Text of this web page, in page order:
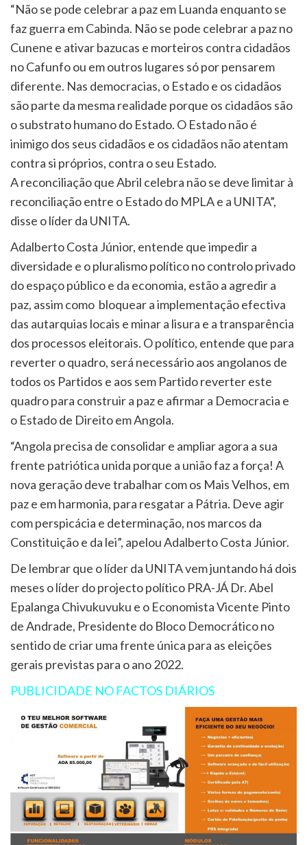
“Não se pode celebrar a paz em Luanda enquanto se
faz guerra em Cabinda. Não se pode celebrar a paz no
Cunene e ativar bazucas e morteiros contra cidadãos
no Cafunfo ou em outros lugares só por pensarem
diferente. Nas democracias, o Estado e os cidadãos
são parte da mesma realidade porque os cidadãos são
o substrato humano do Estado. O Estado não é
inimigo dos seus cidadãos e os cidadãos não atentam
contra si próprios, contra o seu Estado.
A reconciliação que Abril celebra não se deve limitar à
reconciliação entre o Estado do MPLA e a UNITA”,
disse o líder da UNITA.
Adalberto Costa Júnior, entende que impedir a
diversidade e o pluralismo político no controlo privado
do espaço público e da economia, estão a agredir a
paz, assim como bloquear a implementação efectiva
das autarquias locais e minar a lisura e a transparência
dos processos eleitorais. O político, entende que para
reverter o quadro, será necessário aos angolanos de
todos os Partidos e aos sem Partido reverter este
quadro para construir a paz e afirmar a Democracia e
o Estado de Direito em Angola.
“Angola precisa de consolidar e ampliar agora a sua
frente patriótica unida porque a união faz a força! A
nova geração deve trabalhar com os Mais Velhos, em
paz e em harmonia, para resgatar a Pátria. Deve agir
com perspicácia e determinação, nos marcos da
Constituição e da lei”, apelou Adalberto Costa Júnior.
De lembrar que o líder da UNITA vem juntando há dois
meses o líder do projecto político PRA-JÁ Dr. Abel
Epalanga Chivukuvuku e o Economista Vicente Pinto
de Andrade, Presidente do Bloco Democrático no
sentido de criar uma frente única para as eleições
gerais previstas para o ano 2022.
PUBLICIDADE NO FACTOS DIÁRIOS